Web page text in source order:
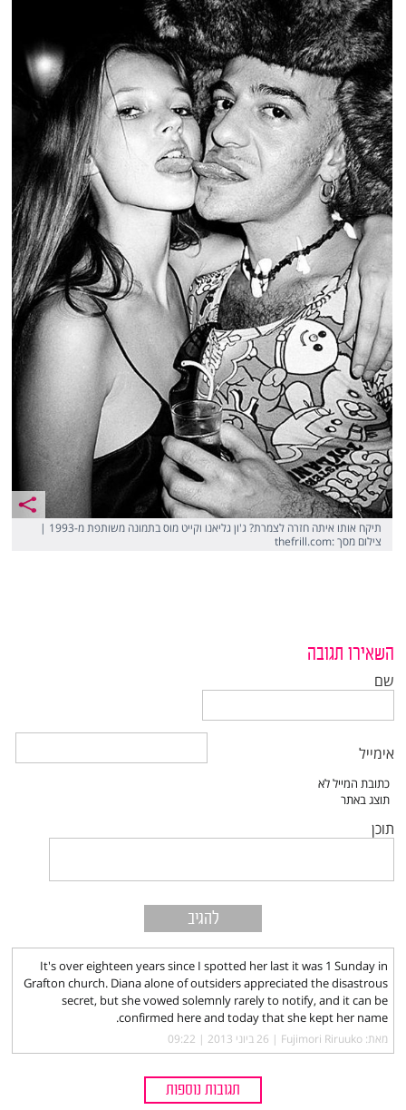
תיקח אותו איתה חזרה לצמרת? ג'ון גליאנו וקייט מוס בתמונה משותפת מ-1993 |
צילום מסך :thefrill.com
השאירו תגובה
שם
אימייל
תוכן
It's over eighteen years since I spotted her last it was 1 Sunday in
Grafton church. Diana alone of outsiders appreciated the disastrous
secret, but she vowed solemnly rarely to notify, and it can be
confirmed here and today that she kept her name.
מאת: Fujimori Riruuko |‏ 26 ביוני 2013 | 09:22
תגובות נוספות